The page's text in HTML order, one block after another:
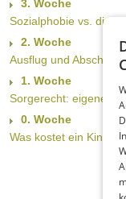
3. Woche
Sozialphobie vs.
2. Woche
Ausflug und
1. Woche
Sorgerecht: eigene
0. Woche
Was kostet ein Kind?